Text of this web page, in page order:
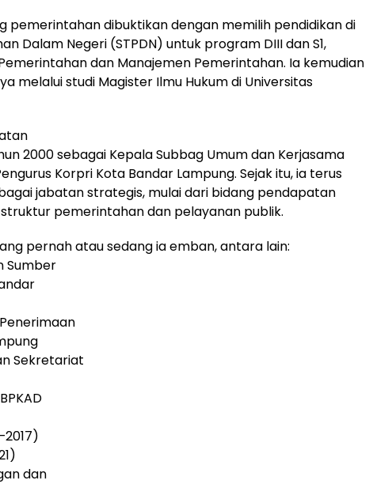
pemerintahan dibuktikan dengan memilih pendidikan di
Dalam Negeri (STPDN) untuk program DIII dan S1,
dan Manajemen Pemerintahan. Ia kemudian
melalui studi Magister Ilmu Hukum di Universitas
2000 sebagai Kepala Subbag Umum dan Kerjasama
Korpri Kota Bandar Lampung. Sejak itu, ia terus
jabatan strategis, mulai dari bidang pendapatan
pemerintahan dan pelayanan publik.
pernah atau sedang ia emban, antara lain:
Sumber
Sekretariat
dan